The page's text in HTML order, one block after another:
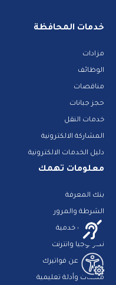
خدمات المحافظة
مزادات
الوظائف
مناقصات
حجز جبانات
خدمات النقل
المشاركة الالكترونية
دليل الخدمات الالكترونية
معلومات تهمك
بنك المعرفة
الشرطة والمرور
تطبيقات خدمية
تكنولوجيا وانترنت
استعلم عن فواتيرك
منصات وأدلة تعليمية